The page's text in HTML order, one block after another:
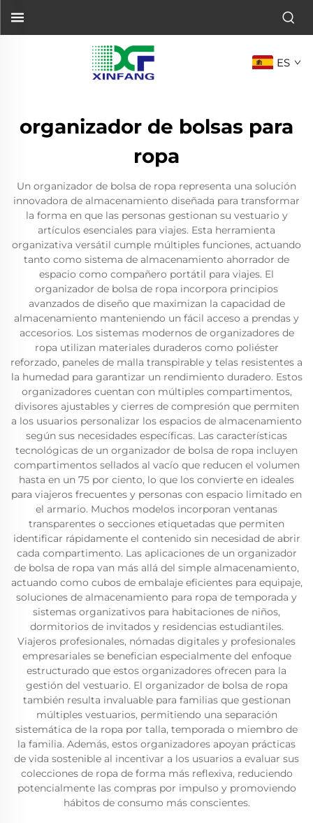
ES
organizador de bolsas para
ropa
Un organizador de bolsa de ropa representa una solución
innovadora de almacenamiento diseñada para transformar
la forma en que las personas gestionan su vestuario y
artículos esenciales para viajes. Esta herramienta
organizativa versátil cumple múltiples funciones, actuando
tanto como sistema de almacenamiento ahorrador de
espacio como compañero portátil para viajes. El
organizador de bolsa de ropa incorpora principios
avanzados de diseño que maximizan la capacidad de
almacenamiento manteniendo un fácil acceso a prendas y
accesorios. Los sistemas modernos de organizadores de
ropa utilizan materiales duraderos como poliéster
reforzado, paneles de malla transpirable y telas resistentes a
la humedad para garantizar un rendimiento duradero. Estos
organizadores cuentan con múltiples compartimentos,
divisores ajustables y cierres de compresión que permiten
a los usuarios personalizar los espacios de almacenamiento
según sus necesidades específicas. Las características
tecnológicas de un organizador de bolsa de ropa incluyen
compartimentos sellados al vacío que reducen el volumen
hasta en un 75 por ciento, lo que los convierte en ideales
para viajeros frecuentes y personas con espacio limitado en
el armario. Muchos modelos incorporan ventanas
transparentes o secciones etiquetadas que permiten
identificar rápidamente el contenido sin necesidad de abrir
cada compartimento. Las aplicaciones de un organizador
de bolsa de ropa van más allá del simple almacenamiento,
actuando como cubos de embalaje eficientes para equipaje,
soluciones de almacenamiento para ropa de temporada y
sistemas organizativos para habitaciones de niños,
dormitorios de invitados y residencias estudiantiles.
Viajeros profesionales, nómadas digitales y profesionales
empresariales se benefician especialmente del enfoque
estructurado que estos organizadores ofrecen para la
gestión del vestuario. El organizador de bolsa de ropa
también resulta invaluable para familias que gestionan
múltiples vestuarios, permitiendo una separación
sistemática de la ropa por talla, temporada o miembro de
la familia. Además, estos organizadores apoyan prácticas
de vida sostenible al incentivar a los usuarios a evaluar sus
colecciones de ropa de forma más reflexiva, reduciendo
potencialmente las compras por impulso y promoviendo
hábitos de consumo más conscientes.